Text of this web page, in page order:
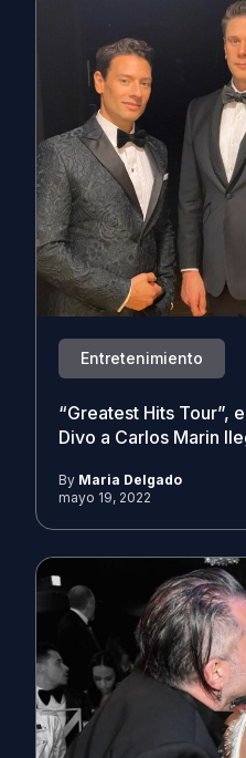
Entretenimiento
“Greatest Hits Tour”,
Divo a Carlos Marin
By Maria Delgado
mayo 19, 2022